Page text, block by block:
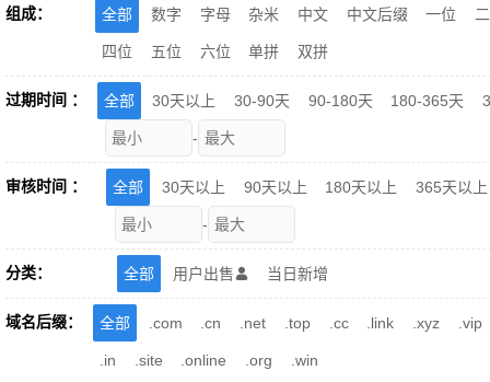
组成： 全部 数字 字母 杂米 中文 中文后缀 一位
四位 五位 六位 单拼 双拼
过期时间 ： 全部 30天以上 30-90天 90-180天 180-365天
-
审核时间 ： 全部 30天以上 90天以上 180天以上 365天以上
-
分类： 全部 用户出售  当日新增
域名后缀： 全部 .com .cn .net .top .cc .link .xyz .vip
.in .site .online .org .win